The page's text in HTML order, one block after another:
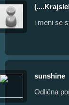
i meni se
sunshine
Odlična